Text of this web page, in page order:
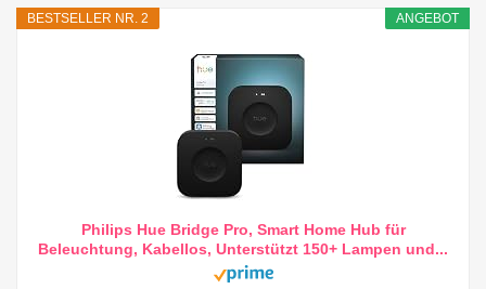
ANGEBOT
BESTSELLER NR. 2
Philips Hue Bridge Pro, Smart Home Hub für
Beleuchtung, Kabellos, Unterstützt 150+ Lampen und...